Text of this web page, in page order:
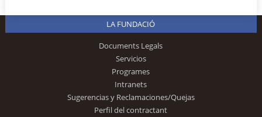
LA FUNDACIÓ
Documents Legals
Servicios
Programes
Intranets
Sugerencias y Reclamaciones/Quejas
Perfil del contractant